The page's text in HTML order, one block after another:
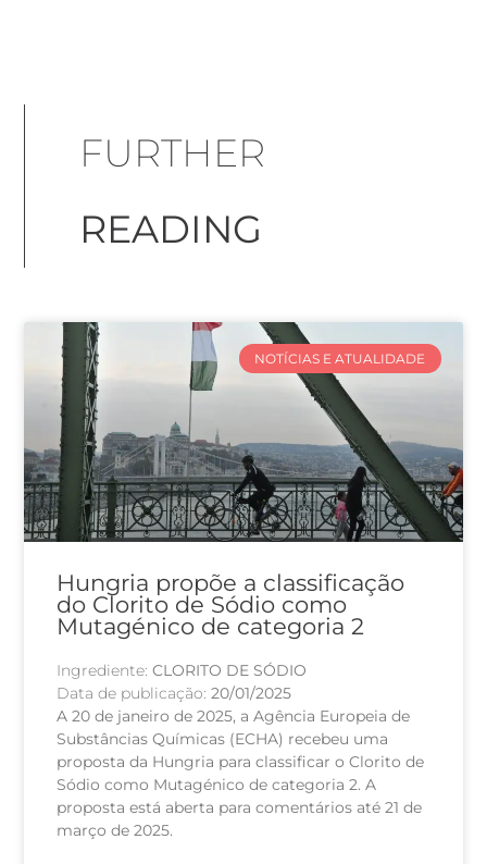
FURTHER
READING
NOTÍCIAS E ATUALIDADE
Hungria propõe a classificação
do Clorito de Sódio como
Mutagénico de categoria 2
Ingrediente:CLORITO DE SÓDIO
Data de publicação:20/01/2025
A 20 de janeiro de 2025, a Agência Europeia de
Substâncias Químicas (ECHA) recebeu uma
proposta da Hungria para classificar o Clorito de
Sódio como Mutagénico de categoria 2. A
proposta está aberta para comentários até 21 de
março de 2025.